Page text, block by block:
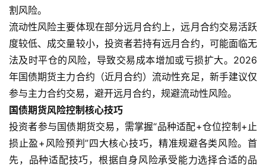
原
油
期
货
国
际
割风险。
流动性风险主要体现在部分远月合约上，远月合约交易活跃
度较低、成交量较小，投资者若持有远月合约，可能面临无
法及时平仓的风险，导致交易成本增加或亏损扩大。2026
年国债期货主力合约（近月合约）流动性充足，新手建议仅
参与主力合约交易，避开远月合约，规避流动性风险。
国债期货风险控制核心技巧
投资者参与国债期货交易，需掌握“品种适配+仓位控制+止
损止盈+风险预判”四大核心技巧，精准规避各类风险。首
先，品种适配技巧，根据自身风险承受能力选择合适的品